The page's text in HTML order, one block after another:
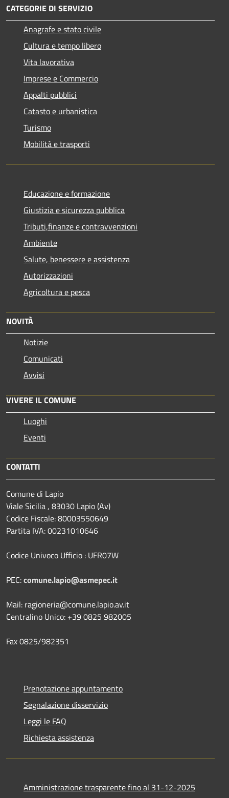
CATEGORIE DI SERVIZIO
Anagrafe e stato civile
Cultura e tempo libero
Vita lavorativa
Imprese e Commercio
Appalti pubblici
Catasto e urbanistica
Turismo
Mobilità e trasporti
Educazione e formazione
Giustizia e sicurezza pubblica
Tributi,finanze e contravvenzioni
Ambiente
Salute, benessere e assistenza
Autorizzazioni
Agricoltura e pesca
NOVITÀ
Notizie
Comunicati
Avvisi
VIVERE IL COMUNE
Luoghi
Eventi
CONTATTI
Comune di Lapio
Viale Sicilia , 83030 Lapio (Av)
Codice Fiscale: 80003550649
Partita IVA: 00231010646
Codice Univoco Ufficio : UFR07W
PEC:comune.lapio@asmepec.it
Mail: ragioneria@comune.lapio.av.it
Centralino Unico: +39 0825 982005
Fax 0825/982351
Prenotazione appuntamento
Segnalazione disservizio
Leggi le FAQ
Richiesta assistenza
Amministrazione trasparente fino al 31-12-2025